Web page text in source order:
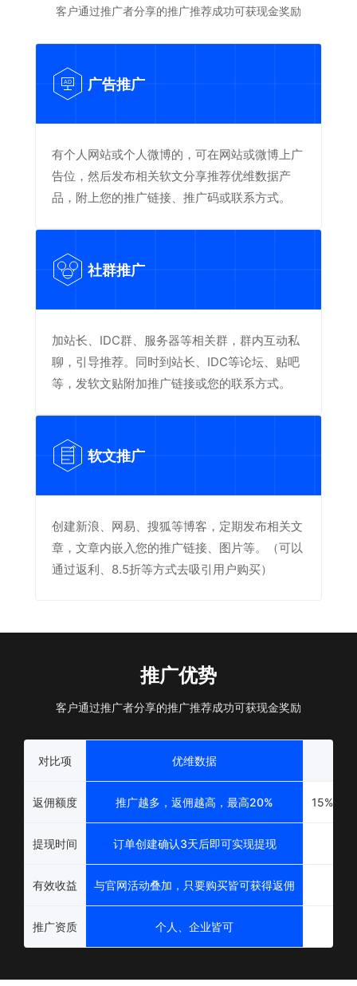
客户通过推广者分享的推广推荐成功可获现金奖励
AD 广告推广
有个人网站或个人微博的，可在网站或微博上广
告位，然后发布相关软文分享推荐优维数据产
品，附上您的推广链接、推广码或联系方式。
社群推广
加站长、IDC群、服务器等相关群，群内互动私
聊，引导推荐。同时到站长、IDC等论坛、贴吧
等，发软文贴附加推广链接或您的联系方式。
软文推广
创建新浪、网易、搜狐等博客，定期发布相关文
章，文章内嵌入您的推广链接、图片等。（可以
通过返利、8.5折等方式去吸引用户购买）
推广优势
客户通过推广者分享的推广推荐成功可获现金奖励
对比项 优维数据
返佣额度 推广越多，返佣越高，最高20% 15%左
提现时间 订单创建确认3天后即可实现提现
有效收益 与官网活动叠加，只要购买皆可获得返佣
推广资质 个人、企业皆可